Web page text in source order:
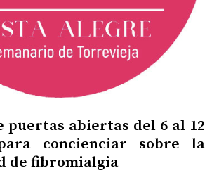
puertas abiertas del 6 al 12
concienciar sobre la
de fibromialgia